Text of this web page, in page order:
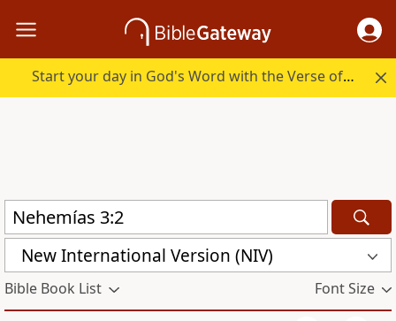
Start your day in God's Word with the Verse of the Day.
New International Version (NIV)
Bible Book List Font Size